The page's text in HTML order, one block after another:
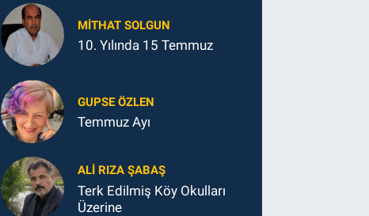
MITHAT SOLGUN
10. Yılında 15 Temmuz
GUPSE ÖZLEN
Temmuz Ayı
ALI RIZA ŞABAŞ
Terk Edilmiş Köy Okulları
Üzerine